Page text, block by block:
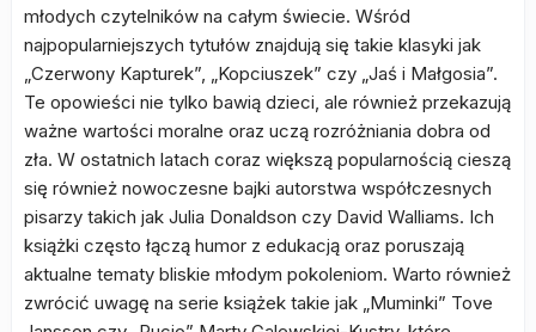
młodych czytelników na całym świecie. Wśród
najpopularniejszych tytułów znajdują się takie klasyki jak
„Czerwony Kapturek”, „Kopciuszek” czy „Jaś i Małgosia”.
Te opowieści nie tylko bawią dzieci, ale również przekazują
ważne wartości moralne oraz uczą rozróżniania dobra od
zła. W ostatnich latach coraz większą popularnością cieszą
się również nowoczesne bajki autorstwa współczesnych
pisarzy takich jak Julia Donaldson czy David Walliams. Ich
książki często łączą humor z edukacją oraz poruszają
aktualne tematy bliskie młodym pokoleniom. Warto również
zwrócić uwagę na serie książek takie jak „Muminki” Tove